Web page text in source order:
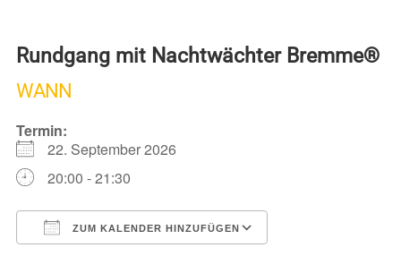
Rundgang mit Nachtwächter Bremme®
WANN
Termin:
22. September 2026
20:00 - 21:30
ZUM KALENDER HINZUFÜGEN